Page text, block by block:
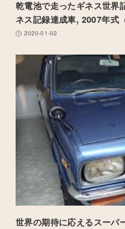
乾電池で走ったギネス世界
ネス記録達成車, 2007年式
2020-01-02
世界の期待に応えるスーパ